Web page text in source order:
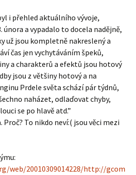
i přehled aktuálního vývoje,
února a vypadalo to docela nadějně,
už jsou kompletně nakreslený a
čas jen vychytáváním špeků,
a charakterů a efektů jsou hotový
jsou z většiny hotový a na
Prdele světa schází pár týdnů,
naházet, odlaďovat chyby,
se po hlavě atd.”
Proč? To nikdo neví:( jsou věci mezi
web/20010309014228/http://gcom